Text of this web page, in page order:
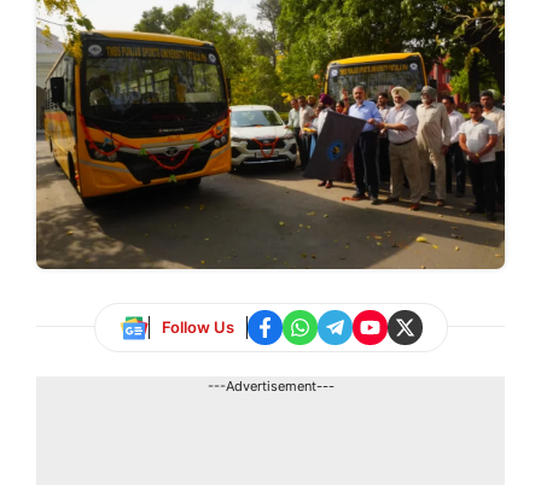
Follow Us
---Advertisement---